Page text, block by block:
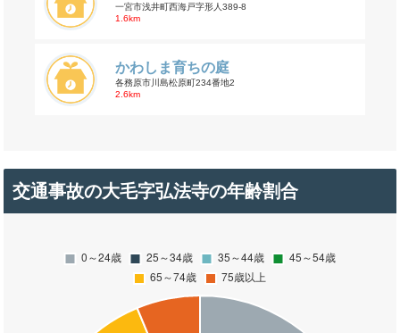
一宮市浅井町西海戸字形人389-8
1.6km
かわしま育ちの庭
各務原市川島松原町234番地2
2.6km
交通事故の大毛字弘法寺の年齢割合